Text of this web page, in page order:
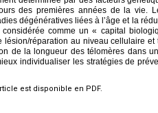
des premières années de la vie.
dégénératives liées à l’âge et la
comme un « capital
lésion/réparation au niveau cellulaire
de la longueur des télomères dans
individualiser les stratégies de
est disponible en PDF.